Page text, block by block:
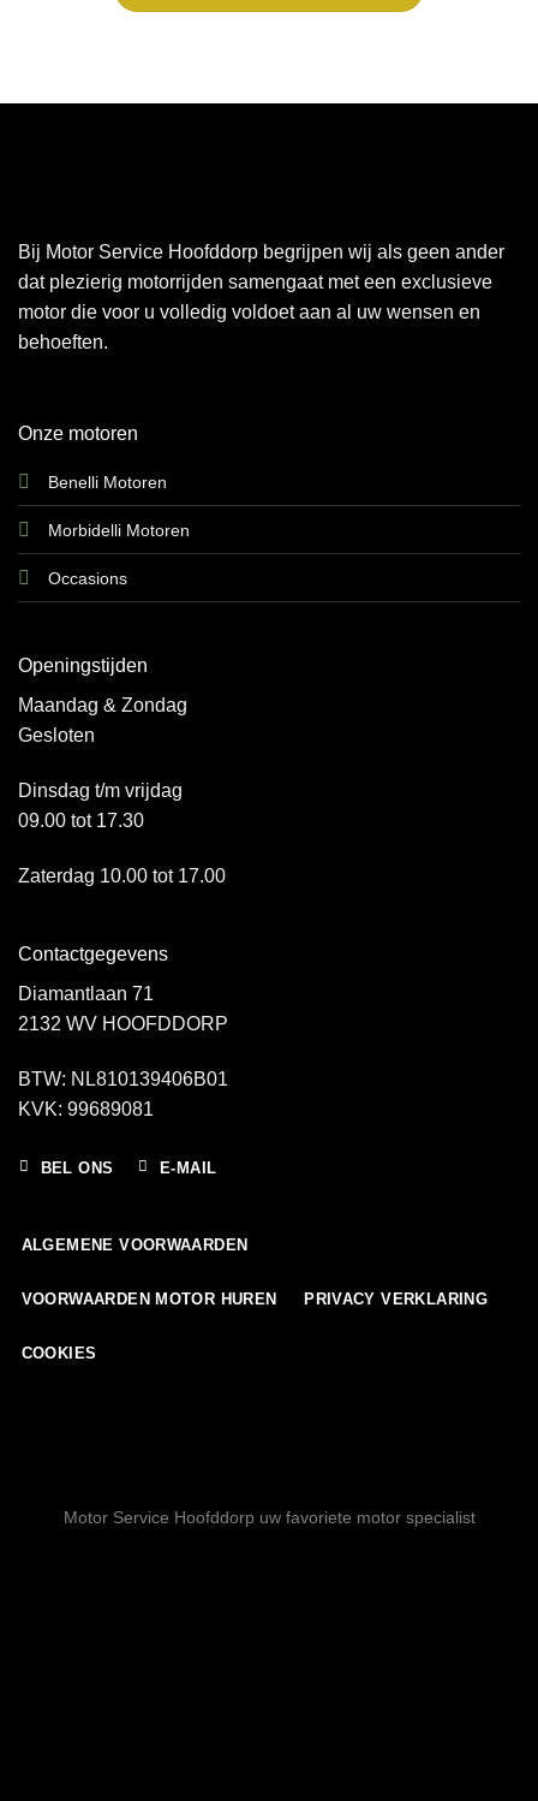
Bij Motor Service Hoofddorp begrijpen wij als geen ander
dat plezierig motorrijden samengaat met een exclusieve
motor die voor u volledig voldoet aan al uw wensen en
behoeften.
Onze motoren
Benelli Motoren
Morbidelli Motoren
Occasions
Openingstijden
Maandag & Zondag
Gesloten
Dinsdag t/m vrijdag
09.00 tot 17.30
Zaterdag 10.00 tot 17.00
Contactgegevens
Diamantlaan 71
2132 WV HOOFDDORP
BTW: NL810139406B01
KVK: 99689081
BEL ONS E-MAIL
ALGEMENE VOORWAARDEN
VOORWAARDEN MOTOR HUREN PRIVACY VERKLARING
COOKIES
Motor Service Hoofddorp uw favoriete motor specialist